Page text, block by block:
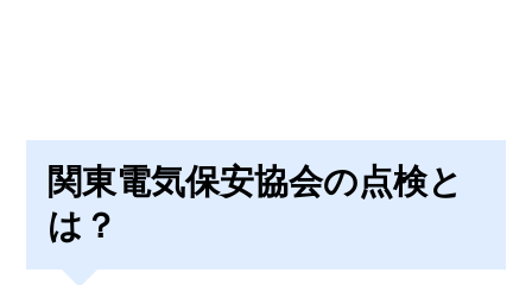
関東電気保安協会の点検と
は？